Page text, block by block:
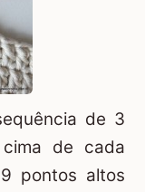
de 3
de cada
pontos altos